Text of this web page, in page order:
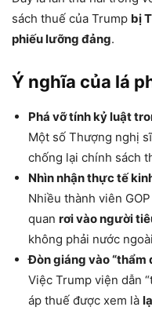
sách thuế của Trump bị
phiếu lưỡng đảng.
Ý nghĩa của lá
Phá vỡ tính kỷ luật
Một số Thượng nghị
chống lại chính sách
Nhìn nhận thực tế
Nhiều thành viên
quan rơi vào người
không phải nước
Đòn giáng vào “thẩm
Việc Trump viện dẫn
áp thuế được xem là